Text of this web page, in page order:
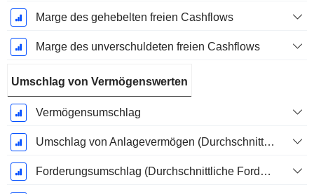
Marge des gehebelten freien Cashflows
Marge des unverschuldeten freien Cashflows
Umschlag von Vermögenswerten
Vermögensumschlag
Umschlag von Anlagevermögen (Durchschnittliches Anlagevermögen)
Forderungsumschlag (Durchschnittliche Forderungen)